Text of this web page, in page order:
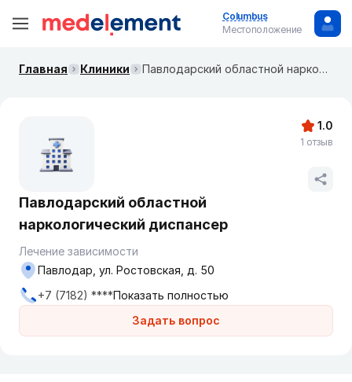
Columbus
Местоположение
Главная Клиники Павлодарский областной наркологический диспансер
Павлодарский областной
наркологический диспансер
Лечение зависимости
Задать вопрос
Павлодар, ул. Ростовская, д. 50
+7 (7182) ****Показать полностью
1.0
1 отзыв